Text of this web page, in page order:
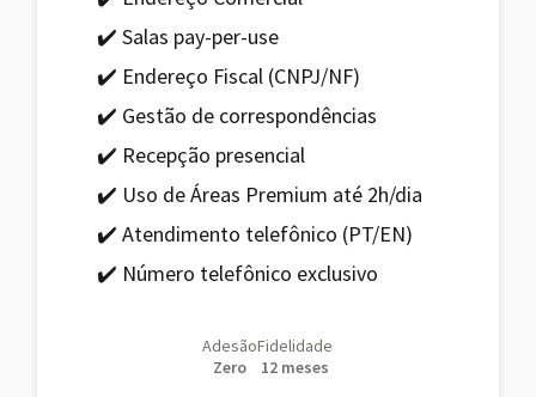
✔️ Salas pay-per-use
✔️ Endereço Fiscal (CNPJ/NF)
✔️ Gestão de correspondências
✔️ Recepção presencial
✔️ Uso de Áreas Premium até 2h/dia
✔️ Atendimento telefônico (PT/EN)
✔️ Número telefônico exclusivo
Adesão
Zero
Fidelidade
12 meses